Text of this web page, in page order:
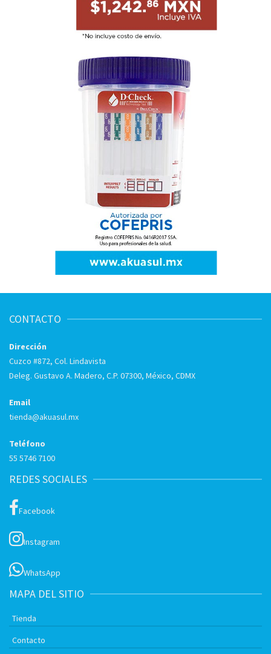
CONTACTO
Dirección
Cuzco #872, Col. Lindavista
Deleg. Gustavo A. Madero, C.P. 07300, México, CDMX
Email
tienda@akuasul.mx
Teléfono
55 5746 7100
REDES SOCIALES
Facebook
Instagram
WhatsApp
MAPA DEL SITIO
Tienda
Contacto